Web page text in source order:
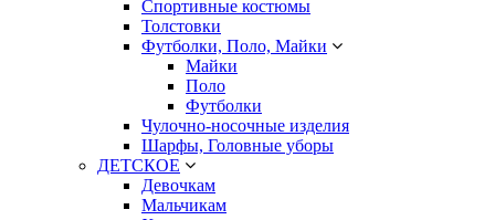
Спортивные костюмы
Толстовки
Футболки, Поло, Майки
Майки
Поло
Футболки
Чулочно-носочные изделия
Шарфы, Головные уборы
ДЕТСКОЕ
Девочкам
Мальчикам